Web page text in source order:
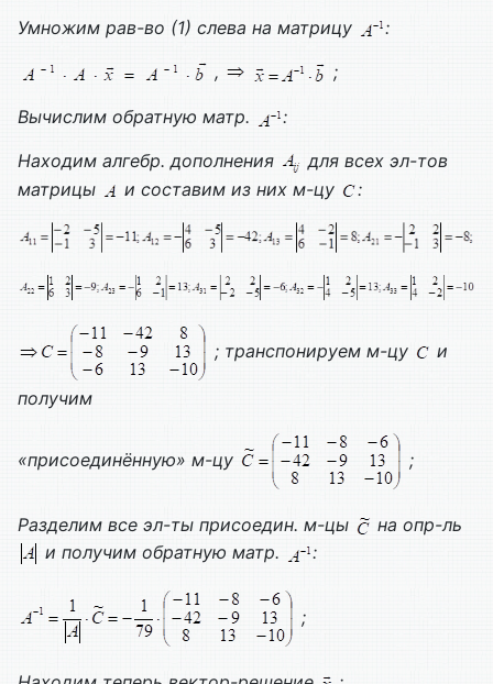
Умножим рав-во (1) слева на матрицу
:
,
;
Вычислим обратную матр.
:
Находим алгебр. дополнения
для всех эл-тов
матрицы
и составим из них м-цу :
; транспонируем м-цу и
получим
«присоединённую» м-цу ;
Разделим все эл-ты присоедин. м-цы
на опр-ль
и получим обратную матр.
:
;